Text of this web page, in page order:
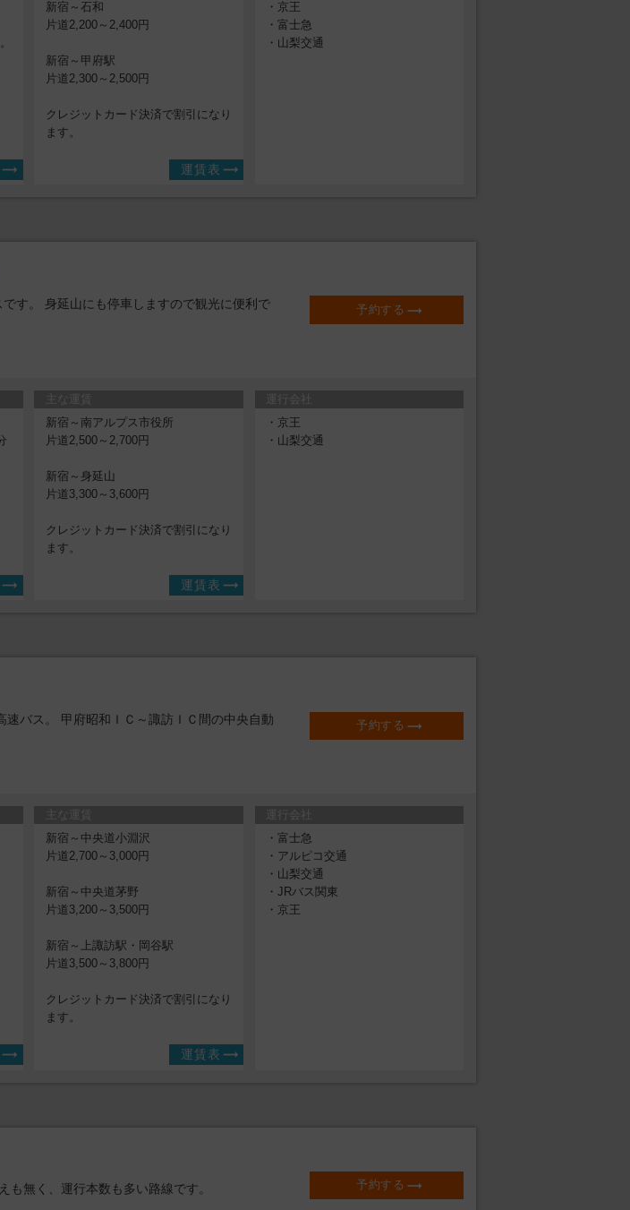
新宿～石和
片道2,200～2,400円
新宿～甲府駅
片道2,300～2,500円
クレジットカード決済で割引になり
ます。
運賃表
・京王
・富士急
・山梨交通
す。 身延山にも停車しますので観光に便利で
予約する
主な運賃
新宿～南アルプス市役所
片道2,500～2,700円
新宿～身延山
片道3,300～3,600円
クレジットカード決済で割引になり
ます。
運賃表
運行会社
・京王
・山梨交通
バス。 甲府昭和ＩＣ～諏訪ＩＣ間の中央自動
予約する
主な運賃
新宿～中央道小淵沢
片道2,700～3,000円
新宿～中央道茅野
片道3,200～3,500円
新宿～上諏訪駅・岡谷駅
片道3,500～3,800円
クレジットカード決済で割引になり
ます。
運賃表
運行会社
・富士急
・アルピコ交通
・山梨交通
・JRバス関東
・京王
無く、運行本数も多い路線です。 予約する